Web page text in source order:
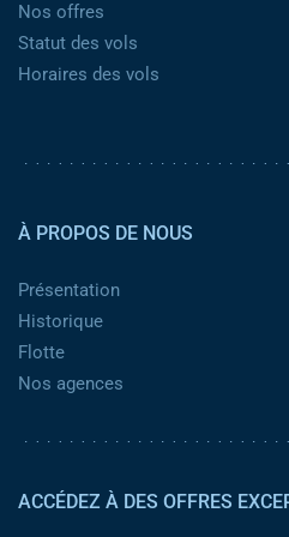
Nos offres
Statut des vols
Horaires des vols
À PROPOS DE NOUS
Présentation
Historique
Flotte
Nos agences
ACCÉDEZ À DES OFFRES